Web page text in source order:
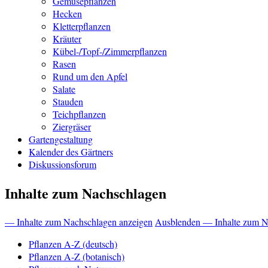
Hecken
Kletterpflanzen
Kräuter
Kübel-/Topf-/Zimmerpflanzen
Rasen
Rund um den Apfel
Salate
Stauden
Teichpflanzen
Ziergräser
Gartengestaltung
Kalender des Gärtners
Diskussionsforum
Inhalte zum Nachschlagen
— Inhalte zum Nachschlagen anzeigen Ausblenden — Inhalte zum
Pflanzen A-Z (deutsch)
Pflanzen A-Z (botanisch)